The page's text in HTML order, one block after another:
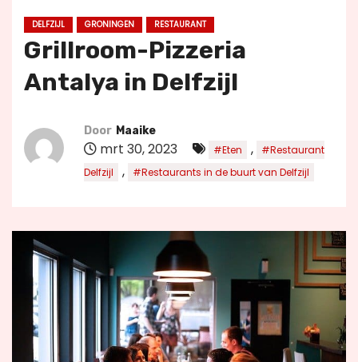
DELFZIJL GRONINGEN RESTAURANT
Grillroom-Pizzeria
Antalya in Delfzijl
Door Maaike
mrt 30, 2023 #Eten ,
#Restaurant
Delfzijl
, #Restaurants in de buurt van Delfzijl